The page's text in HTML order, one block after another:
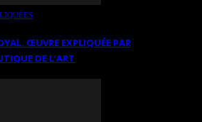
ŒUVRE EXPLIQUÉE PAR
DE L’ART